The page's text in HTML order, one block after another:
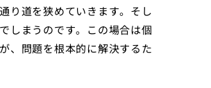
り道を狭めていきます。そし
しまうのです。この場合は個
、問題を根本的に解決するた